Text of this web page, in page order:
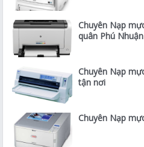
Chuyên Nạp
quân Phú Nhuận
Chuyên Nạp
tận nơi
Chuyên Nạp